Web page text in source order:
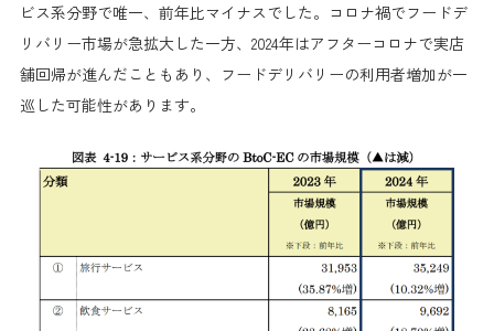
ビス系分野で唯一、前年比マイナスでした。コロナ禍でフードデ
リバリー市場が急拡大した一方、2024年はアフターコロナで実店
舗回帰が進んだこともあり、フードデリバリーの利用者増加が一
巡した可能性があります。